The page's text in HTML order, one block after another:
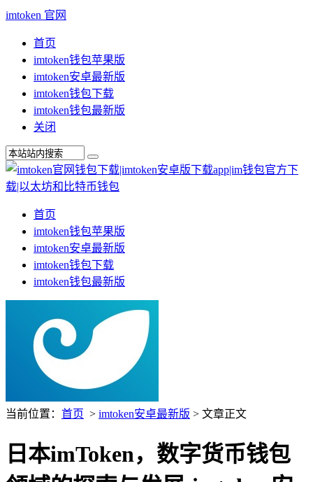
imtoken 官网
首页
imtoken钱包苹果版
imtoken安卓最新版
imtoken钱包下载
imtoken钱包最新版
关闭
首页
imtoken钱包苹果版
imtoken安卓最新版
imtoken钱包下载
imtoken钱包最新版
当前位置： 首页 > imtoken安卓最新版 > 文章正文
日本imToken，数字货币钱包